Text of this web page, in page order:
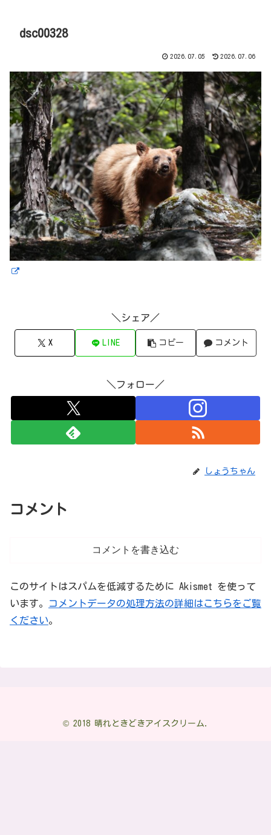
dsc00328
2026.07.05 2026.07.06
＼シェア／
X LINE コピー コメント
＼フォロー／
しょうちゃん
コメント
コメントを書き込む
このサイトはスパムを低減するために Akismet を使って
います。
コメントデータの処理方法の詳細はこちらをご覧
ください。
© 2018 晴れときどきアイスクリーム.